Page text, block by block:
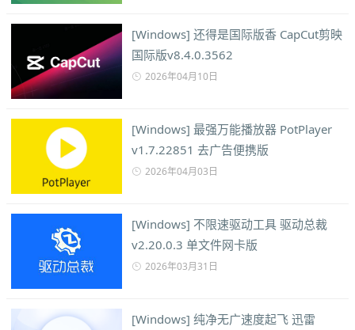
[Windows] 还得是国际版香 CapCut剪映
国际版v8.4.0.3562
2026年04月10日
[Windows] 最强万能播放器 PotPlayer
v1.7.22851 去广告便携版
2026年04月03日
[Windows] 不限速驱动工具 驱动总裁
v2.20.0.3 单文件网卡版
2026年03月31日
[Windows] 纯净无广速度起飞 迅雷